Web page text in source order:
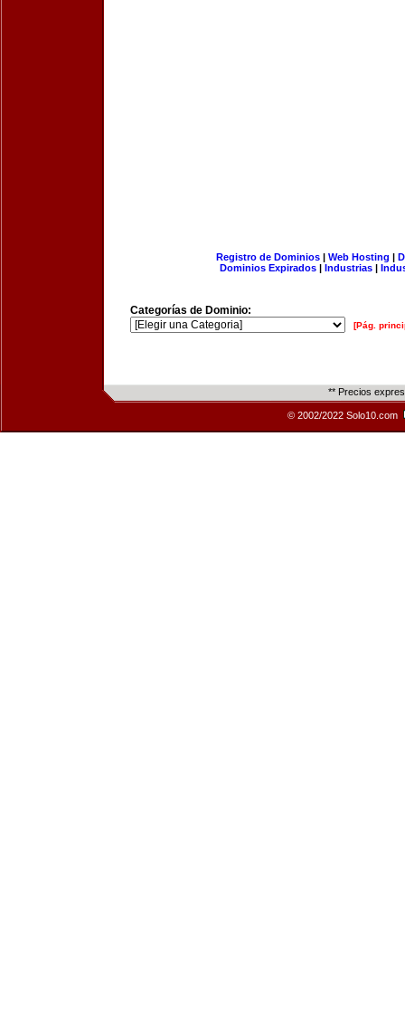
Registro de Dominios| Web Hosting |
Dominios Expirados | Industrias |
Categorías de Dominio:
[Pág.
** Precios
© 2002/2022 Solo10.com